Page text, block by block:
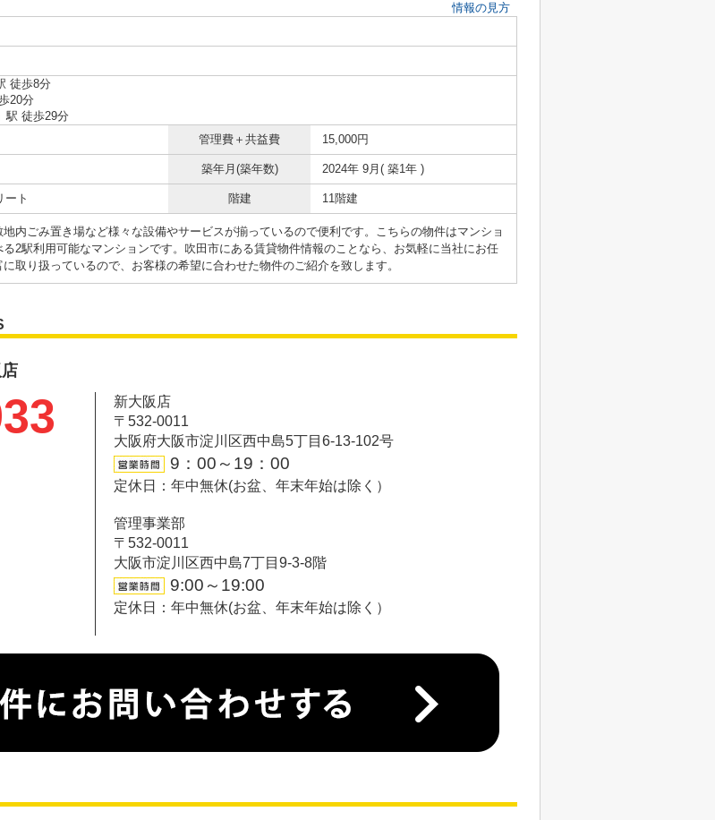
情報の見方
徒歩8分
20分
駅 徒歩29分
管理費＋共益費 15,000円
築年月(築年数) 2024年 9月( 築1年 )
ート 階建 11階建
内ごみ置き場など様々な設備やサービスが揃っているので便利です。こちらの物件はマンショ
2駅利用可能なマンションです。吹田市にある賃貸物件情報のことなら、お気軽に当社にお任
取り扱っているので、お客様の希望に合わせた物件のご紹介を致します。
新大阪店
〒532-0011
大阪府大阪市淀川区西中島5丁目6-13-102号
9：00～19：00
定休日：年中無休(お盆、年末年始は除く）
管理事業部
〒532-0011
大阪市淀川区西中島7丁目9-3-8階
9:00～19:00
定休日：年中無休(お盆、年末年始は除く）